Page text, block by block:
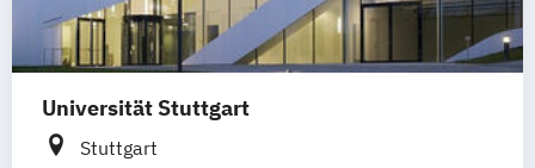
Universität Stuttgart
Stuttgart